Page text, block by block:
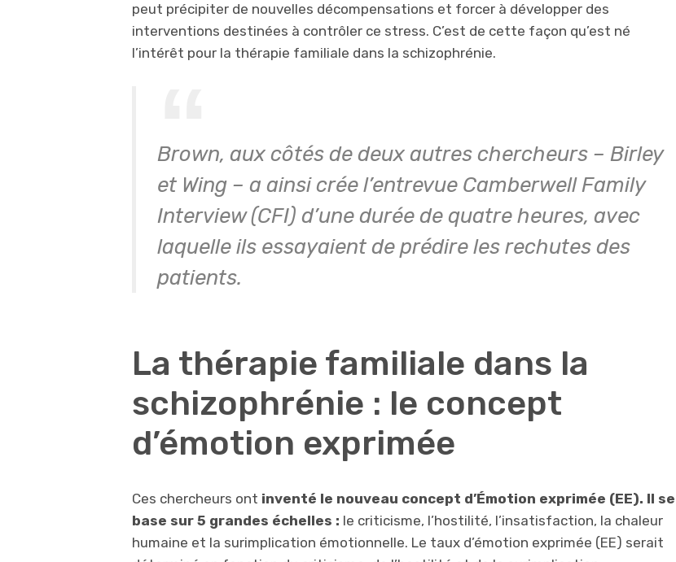
peut précipiter de nouvelles décompensations et forcer à développer des
interventions destinées à contrôler ce stress. C’est de cette façon qu’est né
l’intérêt pour la thérapie familiale dans la schizophrénie.
Brown, aux côtés de deux autres chercheurs – Birley
et Wing – a ainsi crée l’entrevue Camberwell Family
Interview (CFI) d’une durée de quatre heures, avec
laquelle ils essayaient de prédire les rechutes des
patients.
La thérapie familiale dans la
schizophrénie : le concept
d’émotion exprimée
Ces chercheurs ont inventé le nouveau concept d’Émotion exprimée (EE). Il se
base sur 5 grandes échelles : le criticisme, l’hostilité, l’insatisfaction, la chaleur
humaine et la surimplication émotionnelle. Le taux d’émotion exprimée (EE) serait